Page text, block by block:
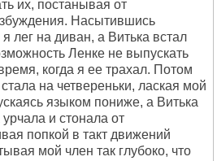
их, постанывая от
Hасытившись
лег на диван, а Витька встал
Ленке не выпускать
когда я ее трахал. Потом
на четвереньки, лаская мой
языком пониже, а Витька
и стонала от
попкой в такт движений
мой член так глубоко, что